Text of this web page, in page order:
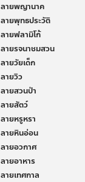
ลายพญานาค
ลายพุทธประวัติ
ลายฟลามิโก้
ลายรจนาชมสวน
ลายวัยเด็ก
ลายวิว
ลายสวนป่า
ลายสัตว์
ลายหรูหรา
ลายหินอ่อน
ลายอวกาศ
ลายอาหาร
ลายเทศกาล